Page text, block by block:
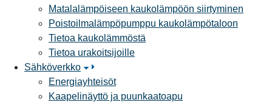
Matalalämpöiseen kaukolämpöön siirtyminen
Poistoilmalämpöpumppu kaukolämpötaloon
Tietoa kaukolämmöstä
Tietoa urakoitsijoille
Sähköverkko
Energiayhteisöt
Kaapelinäyttö ja puunkaatoapu